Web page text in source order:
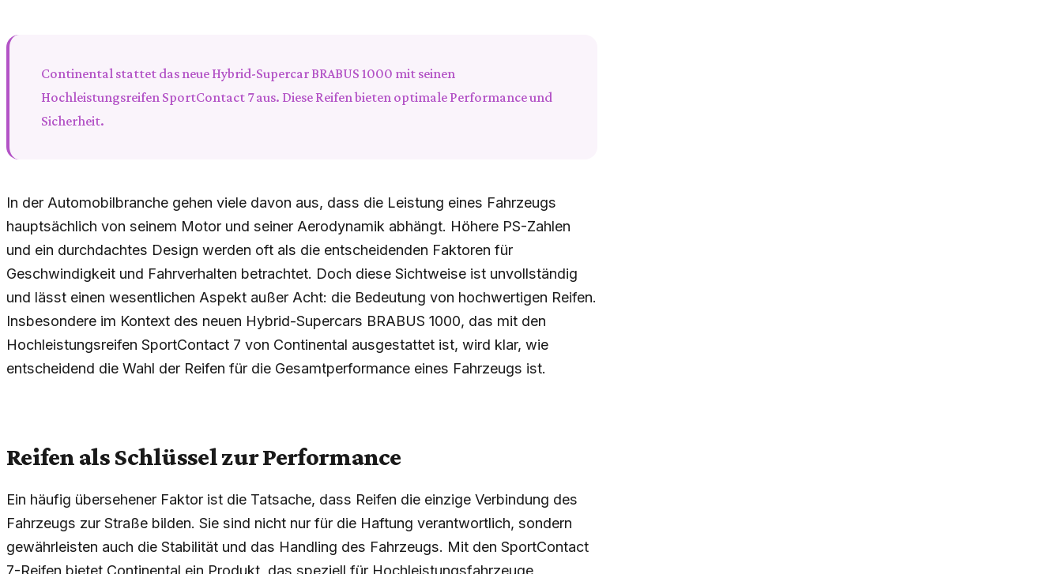
Continental stattet das neue Hybrid-Supercar BRABUS 1000 mit seinen
Hochleistungsreifen SportContact 7 aus. Diese Reifen bieten optimale Performance und
Sicherheit.
In der Automobilbranche gehen viele davon aus, dass die Leistung eines Fahrzeugs
hauptsächlich von seinem Motor und seiner Aerodynamik abhängt. Höhere PS-Zahlen
und ein durchdachtes Design werden oft als die entscheidenden Faktoren für
Geschwindigkeit und Fahrverhalten betrachtet. Doch diese Sichtweise ist unvollständig
und lässt einen wesentlichen Aspekt außer Acht: die Bedeutung von hochwertigen Reifen.
Insbesondere im Kontext des neuen Hybrid-Supercars BRABUS 1000, das mit den
Hochleistungsreifen SportContact 7 von Continental ausgestattet ist, wird klar, wie
entscheidend die Wahl der Reifen für die Gesamtperformance eines Fahrzeugs ist.
Reifen als Schlüssel zur Performance
Ein häufig übersehener Faktor ist die Tatsache, dass Reifen die einzige Verbindung des
Fahrzeugs zur Straße bilden. Sie sind nicht nur für die Haftung verantwortlich, sondern
gewährleisten auch die Stabilität und das Handling des Fahrzeugs. Mit den SportContact
7-Reifen bietet Continental ein Produkt, das speziell für Hochleistungsfahrzeuge